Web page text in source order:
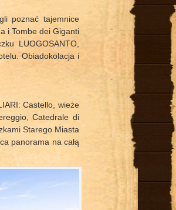
poznać tajemnice
i Tombe dei Giganti
LUOGOSANTO,
Obiadokolacja i
Castello, wieże
Catedrale di
Starego Miasta
panorama na całą